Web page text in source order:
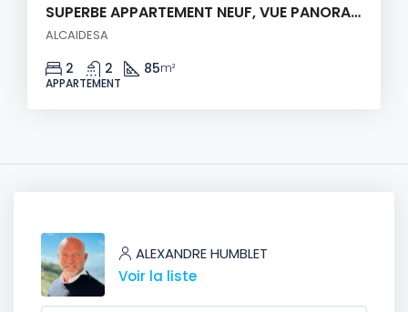
SUPERBE APPARTEMENT NEUF, VUE PANORAMIQUE SUR LA MER!
ALCAIDESA
2 2 85m²
APPARTEMENT
ALEXANDRE HUMBLET
Voir la liste